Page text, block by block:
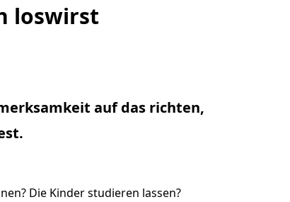
loswirst
auf das richten,
Die Kinder studieren lassen?